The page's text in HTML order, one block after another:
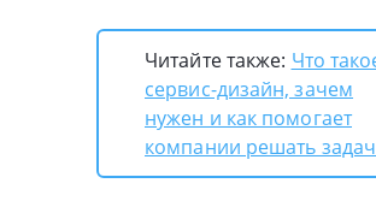
Читайте также: Что
сервис-дизайн, зачем
нужен и как помогает
компании решать